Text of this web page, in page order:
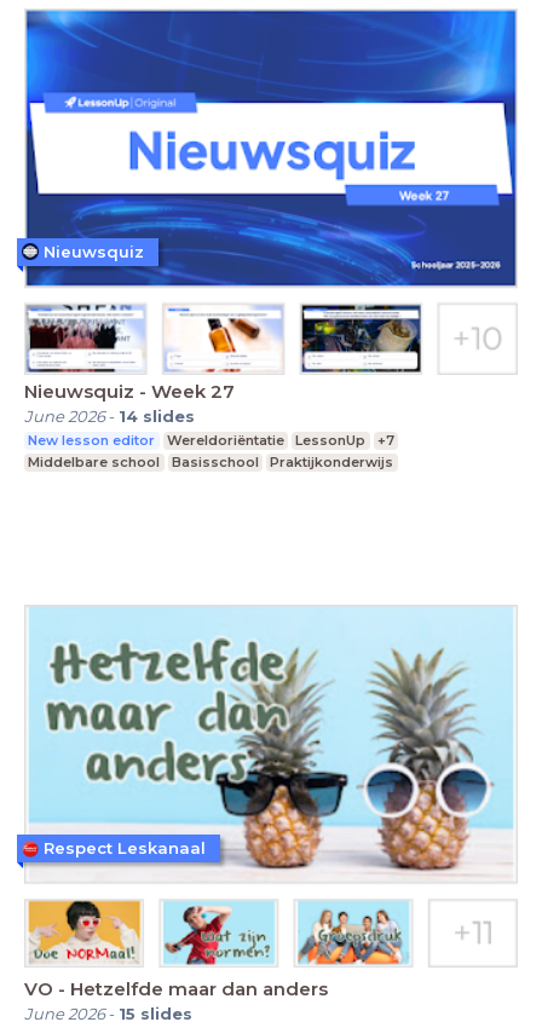
Nieuwsquiz - Week 27
June 2026- 14 slides
New lesson editor Wereldoriëntatie LessonUp
+7
Middelbare school
Basisschool Praktijkonderwijs
Nieuwsquiz
VO - Hetzelfde maar dan anders
June 2026- 15 slides
Respect Leskanaal